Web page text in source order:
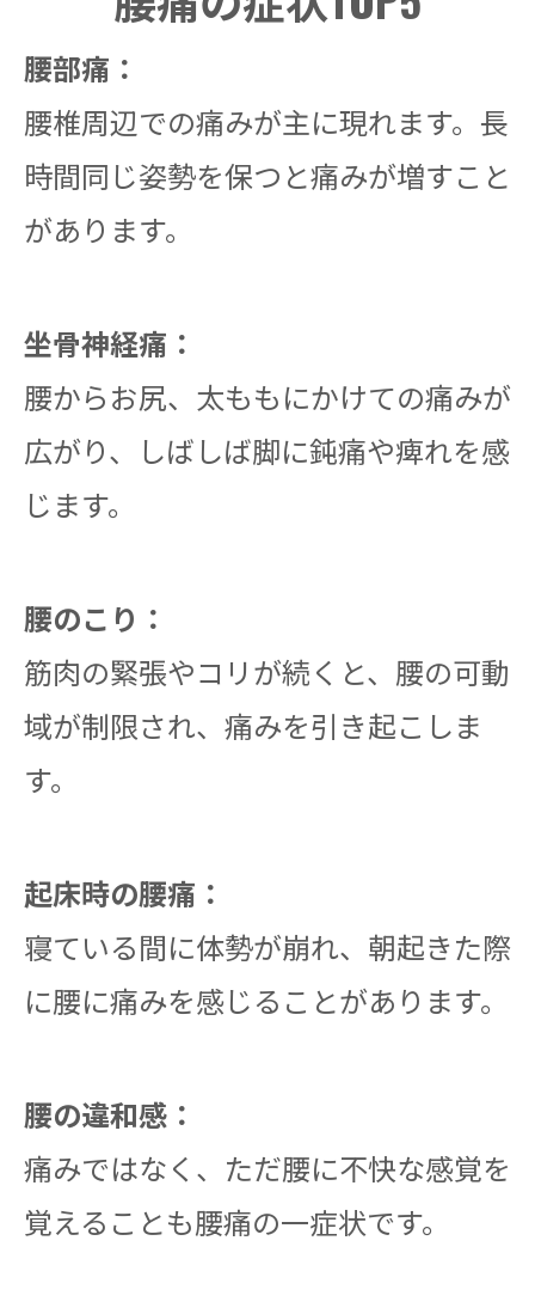
腰部痛：
腰椎周辺での痛みが主に現れます。長
時間同じ姿勢を保つと痛みが増すこと
があります。
坐骨神経痛：
腰からお尻、太ももにかけての痛みが
広がり、しばしば脚に鈍痛や痺れを感
じます。
腰のこり：
筋肉の緊張やコリが続くと、腰の可動
域が制限され、痛みを引き起こしま
す。
起床時の腰痛：
寝ている間に体勢が崩れ、朝起きた際
に腰に痛みを感じることがあります。
腰の違和感：
痛みではなく、ただ腰に不快な感覚を
覚えることも腰痛の一症状です。